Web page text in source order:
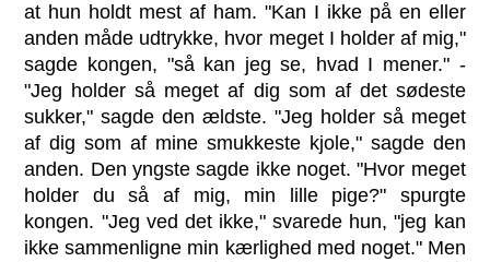
at hun holdt mest af ham. "Kan I ikke på en eller
anden måde udtrykke, hvor meget I holder af mig,"
sagde kongen, "så kan jeg se, hvad I mener." -
"Jeg holder så meget af dig som af det sødeste
sukker," sagde den ældste. "Jeg holder så meget
af dig som af mine smukkeste kjole," sagde den
anden. Den yngste sagde ikke noget. "Hvor meget
holder du så af mig, min lille pige?" spurgte
kongen. "Jeg ved det ikke," svarede hun, "jeg kan
ikke sammenligne min kærlighed med noget." Men